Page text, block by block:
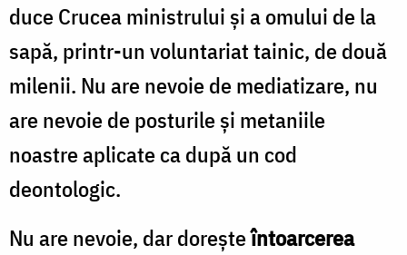
duce Crucea ministrului şi a omului de la
sapă, printr-un voluntariat tainic, de două
milenii. Nu are nevoie de mediatizare, nu
are nevoie de posturile şi metaniile
noastre aplicate ca după un cod
deontologic.
Nu are nevoie, dar doreşteîntoarcerea